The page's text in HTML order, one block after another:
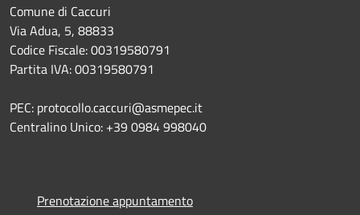
Comune di Caccuri
Via Adua, 5, 88833
Codice Fiscale: 00319580791
Partita IVA: 00319580791
PEC: protocollo.caccuri@asmepec.it
Centralino Unico: +39 0984 998040
Prenotazione appuntamento